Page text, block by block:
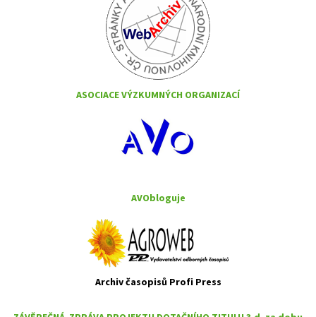
ASOCIACE VÝZKUMNÝCH ORGANIZACÍ
AVObloguje
Archiv časopisů Profi Press